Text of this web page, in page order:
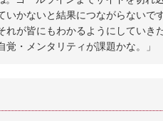
かないと結果につながらないで
が皆にもわかるようにしていきた
・メンタリティが課題かな。」